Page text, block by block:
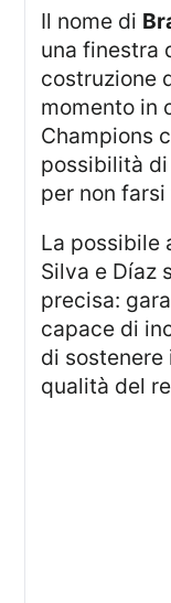
Il nome di
una finestra
costruzione
momento in
Champions
possibilità
per non
La possibile alternanza tra Bernardo
Silva e Díaz
precisa:
capace di
di
qualità del